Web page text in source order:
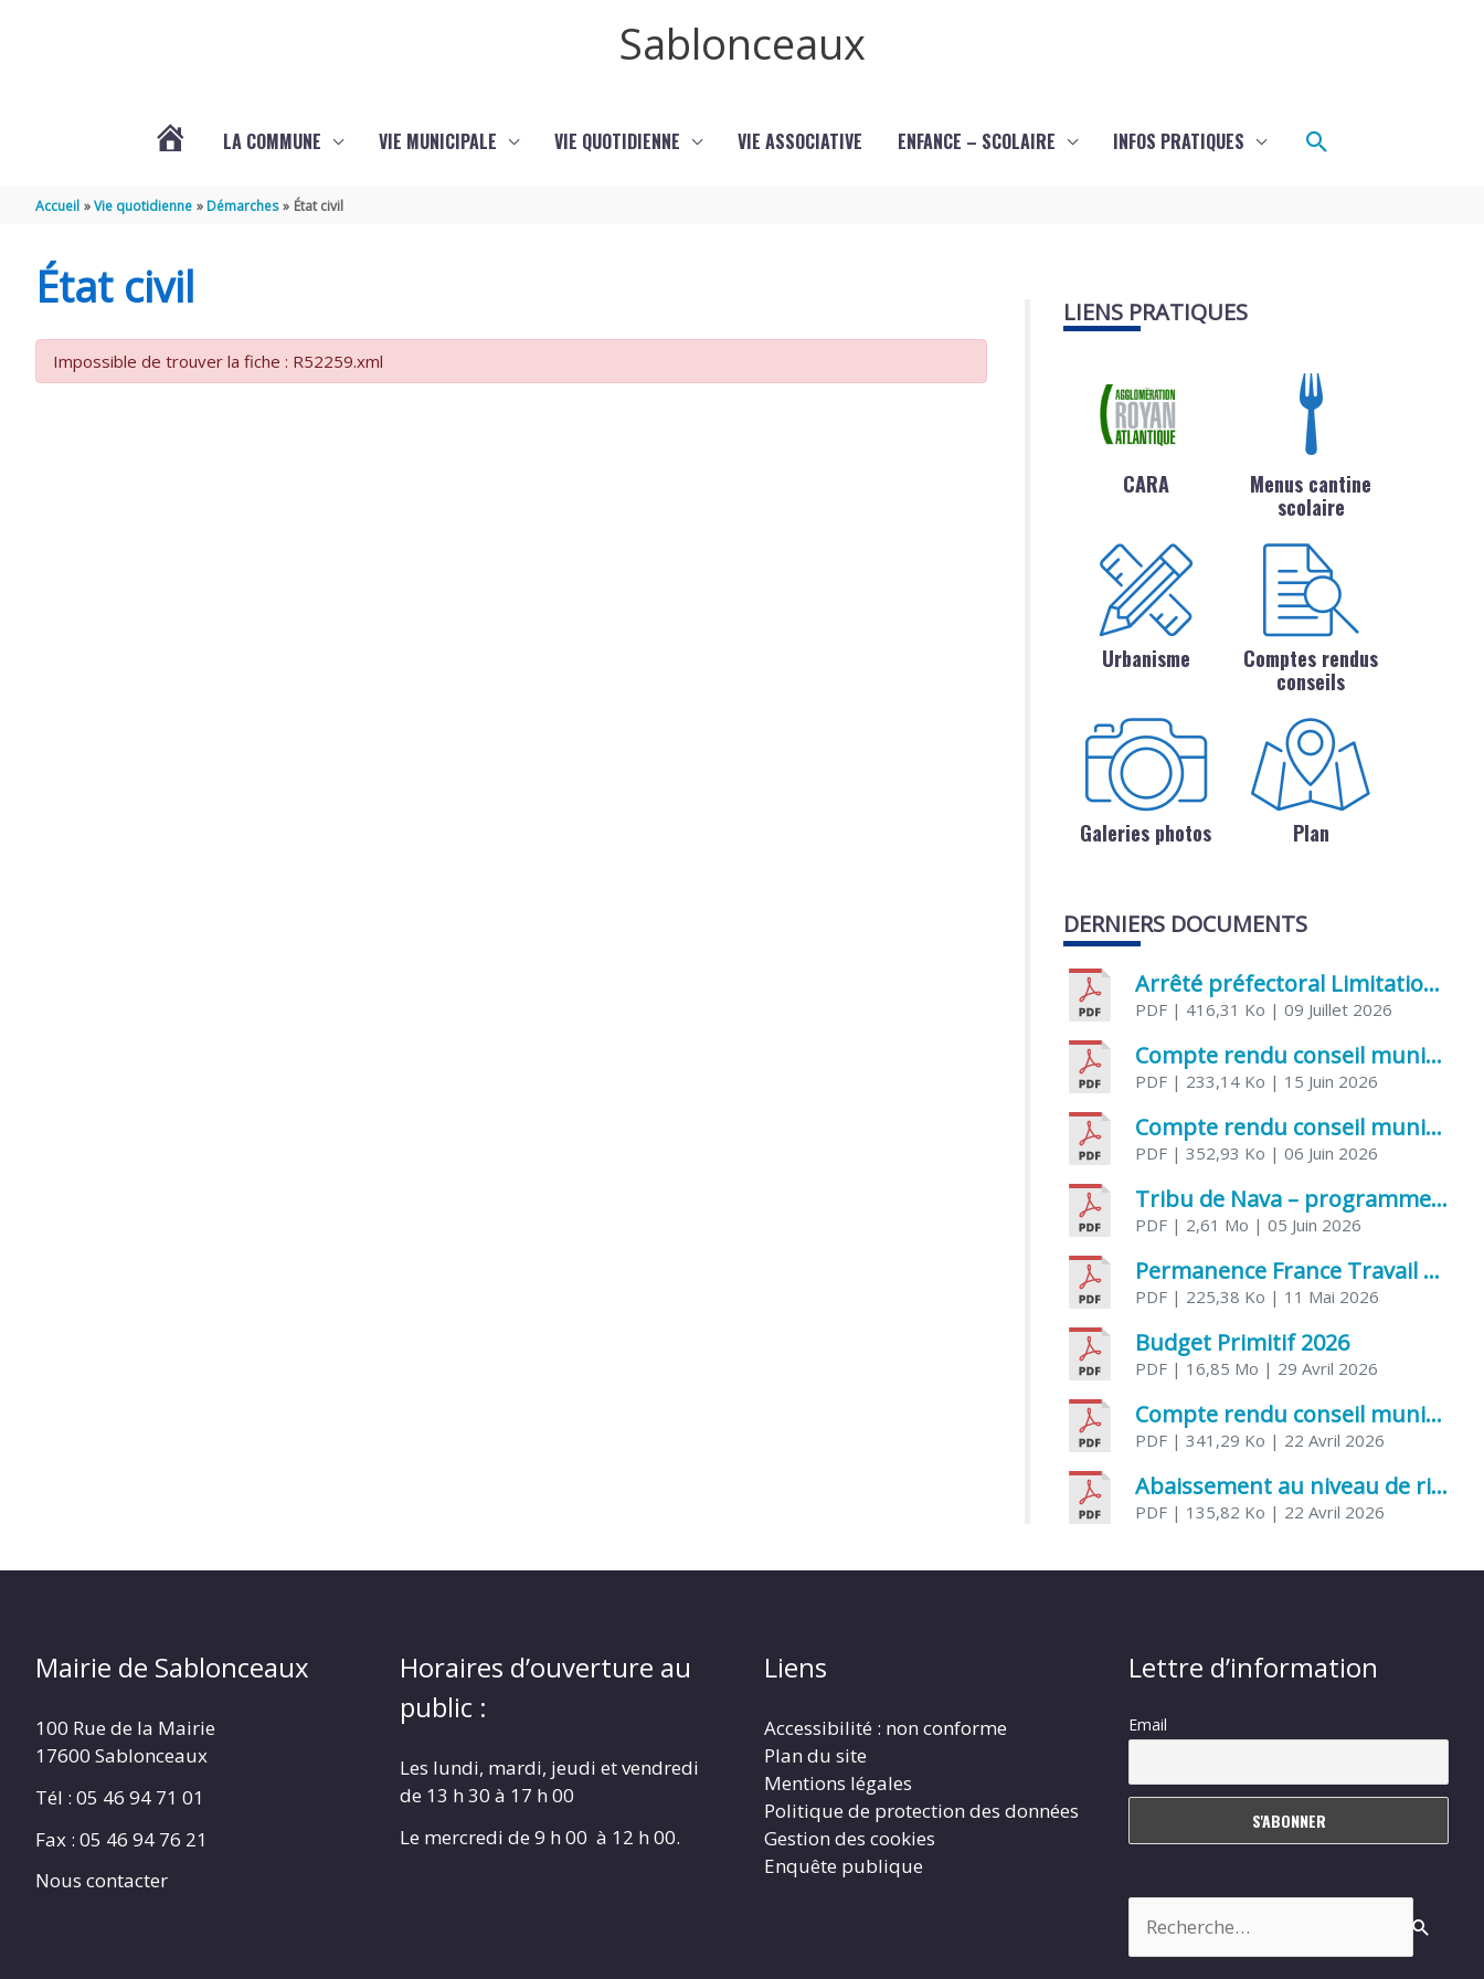
Sablonceaux
LA COMMUNE VIE MUNICIPALE VIE QUOTIDIENNE VIE ASSOCIATIVE ENFANCE – SCOLAIRE INFOS PRATIQUES Rechercher
Accueil Vie quotidienne Démarches État civil
État civil
Impossible de trouver la fiche : R52259.xml
LIENS PRATIQUES
CARA
Menus cantine
scolaire
Urbanisme
Comptes rendus
conseils
Galeries photos Plan
DERNIERS DOCUMENTS
Arrêté préfectoral Limitation provisoire des usages de l’eau
PDF | 416,31 Ko | 09 Juillet 2026
Compte rendu conseil municipal 5 juin 2026 sénatoriale
PDF | 233,14 Ko | 15 Juin 2026
Compte rendu conseil municipal – 21 avril 2026
PDF | 352,93 Ko | 06 Juin 2026
Tribu de Nava – programme et inscriptions été 2026
PDF | 2,61 Mo | 05 Juin 2026
Permanence France Travail au CCAS de Saujon Juin 2026
PDF | 225,38 Ko | 11 Mai 2026
Budget Primitif 2026
PDF | 16,85 Mo | 29 Avril 2026
Compte rendu conseil municipal – 7 avril 2026
PDF | 341,29 Ko | 22 Avril 2026
Abaissement au niveau de risque modéré de l’Influenza aviaire
PDF | 135,82 Ko | 22 Avril 2026
Mairie de Sablonceaux
100 Rue de la Mairie
17600 Sablonceaux
Tél : 05 46 94 71 01
Fax : 05 46 94 76 21
Nous contacter
Horaires d’ouverture au
public :
Les lundi, mardi, jeudi et vendredi
de 13 h 30 à 17 h 00
Le mercredi de 9 h 00 à 12 h 00.
Liens
Accessibilité : non conforme
Plan du site
Mentions légales
Politique de protection des données
Gestion des cookies
Enquête publique
Lettre d’information
Email